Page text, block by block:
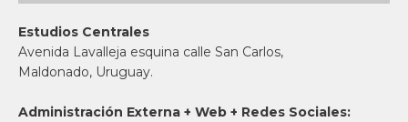
Estudios Centrales
Avenida Lavalleja esquina calle San Carlos,
Maldonado, Uruguay.
Administración Externa + Web + Redes Sociales: